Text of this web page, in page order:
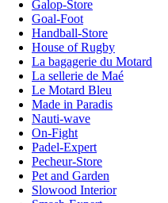
Galop-Store
Goal-Foot
Handball-Store
House of Rugby
La bagagerie du Motard
La sellerie de Maé
Le Motard Bleu
Made in Paradis
Nauti-wave
On-Fight
Padel-Expert
Pecheur-Store
Pet and Garden
Slowood Interior